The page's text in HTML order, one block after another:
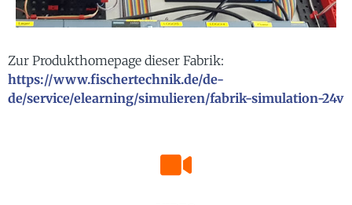
Zur Produkthomepage dieser Fabrik:
https://www.fischertechnik.de/de-
de/service/elearning/simulieren/fabrik-simulation-24v